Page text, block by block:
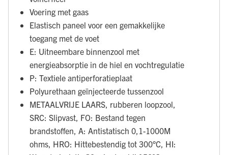
Voering met gaas
Elastisch paneel voor een gemakkelijke
toegang met de voet
E: Uitneembare binnenzool met
energieabsorptie in de hiel en vochtregulatie
P: Textiele antiperforatieplaat
Polyurethaan geïnjecteerde tussenzool
METAALVRIJE LAARS, rubberen loopzool,
SRC: Slipvast, FO: Bestand tegen
brandstoffen, A: Antistatisch 0,1-1000M
ohms, HRO: Hittebestendig tot 300°C, HI: